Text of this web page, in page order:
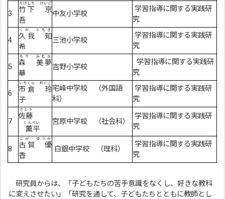
3
竹下 京
吾
たけした けいご
中友小学校
学習指導に関する実践研
究
4
久我 知
希
くが ともき
三池小学校
学習指導に関する実践研
究
5
森 美夢
華
もり みむか
吉野小学校
学習指導に関する実践研
究
6
市倉 玲
子
いちくら れいこ
宅峰中学校 （外国語
科）
学習指導に関する実践研
究
7
佐藤
さとう
薫平
くんぺい 宮原中学校 （社会科）
学習指導に関する実践研
究
8
古賀 優
香
こが ゆうか
白銀中学校 （理科）
学習指導に関する実践研
究
研究員からは、「子どもたちの苦手意識をなくし、好きな教科
に変えさせたい」「研究を通して、子どもたちとともに教師とし